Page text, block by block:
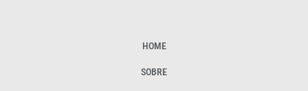
HOME
SOBRE